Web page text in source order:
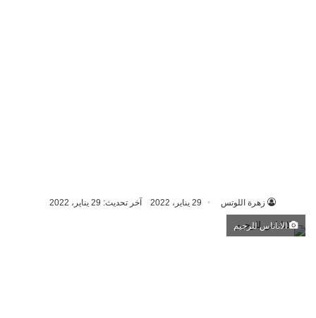
زهرة اللوتس 29 يناير، 2022 آخر تحديث: 29 يناير، 2022
الاناناس للرجيم